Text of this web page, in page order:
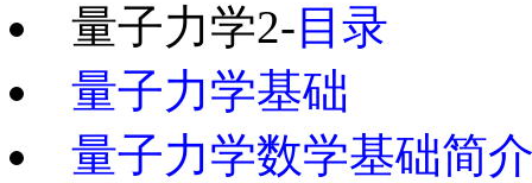
量子力学2- 目录
量子力学基础
量子力学数学基础简